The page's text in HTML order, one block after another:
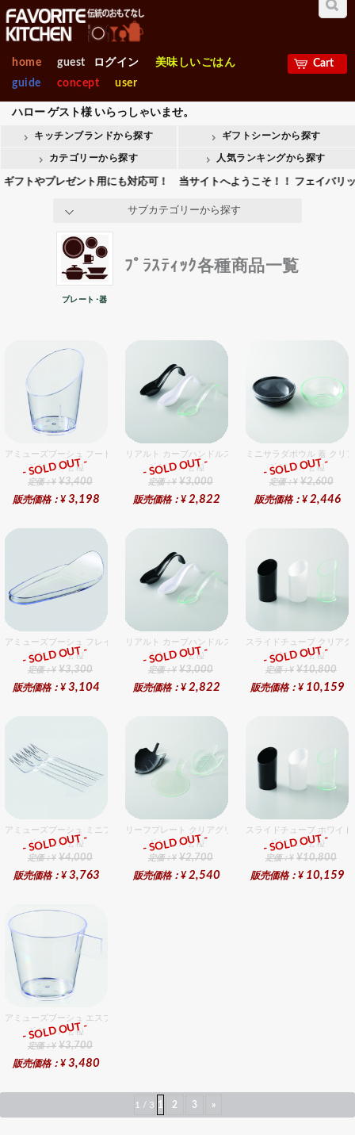
home guest ログイン
美味しいごはん
guide
concept user
ハロー ゲスト様いらっしゃいませ。
Cart
キッチンブランドから探す ギフトシーンから探す
カテゴリーから探す 人気ランキングから探す
やプレゼント用にも対応可！ 当サイトへようこそ！！ フェイバリッ
Bormioli Luigi
all brands
出産【内祝い】おすすめギ
入園・入学【内祝】おすす
めギフト
フト
製菓・ベ-カ-リー
整理＆店舗用品 ギフト
製菓・ベ-カリ-用品
整理＆店舗用品人
気ランキング
ンキング
サブカテゴリーから探す
和風･モダン
コーヒー＆ティ
プラスチック各種
その他-器
プレート･器
ﾌﾟﾗｽﾃｨｯｸ各種商品一覧
アミューズブーシュ フードチューブ
ﾌﾟﾗｽﾃｨｯｸ各種
定価：¥ ¥3,400
販売価格：¥ 3,198
- SOLD OUT -
リアルト カーブハンドルスプーン ブラック
ﾌﾟﾗｽﾃｨｯｸ各種
定価：¥ ¥3,000
販売価格：¥ 2,822
- SOLD OUT -
ミニサラダボウル 蓋 クリア
ﾌﾟﾗｽﾃｨｯｸ各種
定価：¥ ¥2,600
販売価格：¥ 2,446
- SOLD OUT -
アミューズブーシュ フレイバーパワー
ﾌﾟﾗｽﾃｨｯｸ各種
定価：¥ ¥3,300
販売価格：¥ 3,104
- SOLD OUT -
リアルト カーブハンドルスプーン ホワイト
ﾌﾟﾗｽﾃｨｯｸ各種
定価：¥ ¥3,000
販売価格：¥ 2,822
- SOLD OUT -
スライドチューブ クリアグ
ﾌﾟﾗｽﾃｨｯｸ各種
定価：¥ ¥10,800
販売価格：¥ 10,159
- SOLD OUT -
アミューズブーシュ ミニフォーク
ﾌﾟﾗｽﾃｨｯｸ各種
定価：¥ ¥4,000
販売価格：¥ 3,763
- SOLD OUT -
リーフプレート クリアグリーン 90×60
ﾌﾟﾗｽﾃｨｯｸ各種
定価：¥ ¥2,700
販売価格：¥ 2,540
- SOLD OUT -
スライドチューブ ホワイト
ﾌﾟﾗｽﾃｨｯｸ各種
定価：¥ ¥10,800
販売価格：¥ 10,159
- SOLD OUT -
アミューズブーシュ エスプレッソ
ﾌﾟﾗｽﾃｨｯｸ各種
定価：¥ ¥3,700
販売価格：¥ 3,480
- SOLD OUT -
1 / 3 1 2 3 »